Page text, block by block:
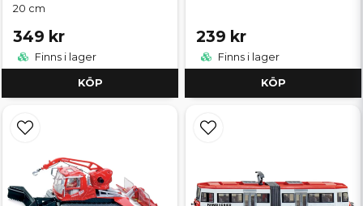
20 cm
349 kr
Finns i lager
KÖP
239 kr
Finns i lager
KÖP